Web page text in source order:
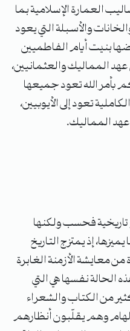
العمارة الإسلامية بما
والأسبلة التي يعود
بنيت أيام الفاطميين
المماليك والعثمانيين،
بأمر الله تعود جميعها
تعود إلى الأيوبيين،
المماليك.
تاريخية فحسب ولكنها
إذ يمتزج التاريخ
معايشة الأزمنة الغابرة
نفسها هي التي
من الكتاب والشعراء
وهم يقلّبون أنظارهم